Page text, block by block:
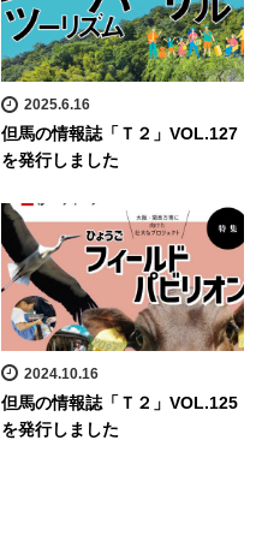
2025.6.16
但馬の情報誌「Ｔ２」VOL.127
を発行しました
2024.10.16
但馬の情報誌「Ｔ２」VOL.125
を発行しました